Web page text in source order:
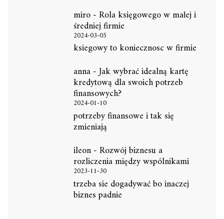
miro-Rola księgowego w małej i
średniej firmie
2024-03-05
ksiegowy to koniecznosc w firmie
anna-Jak wybrać idealną kartę
kredytową dla swoich potrzeb
finansowych?
2024-01-10
potrzeby finansowe i tak się
zmieniają
ileon-Rozwój biznesu a
rozliczenia między wspólnikami
2023-11-30
trzeba sie dogadywać bo inaczej
biznes padnie